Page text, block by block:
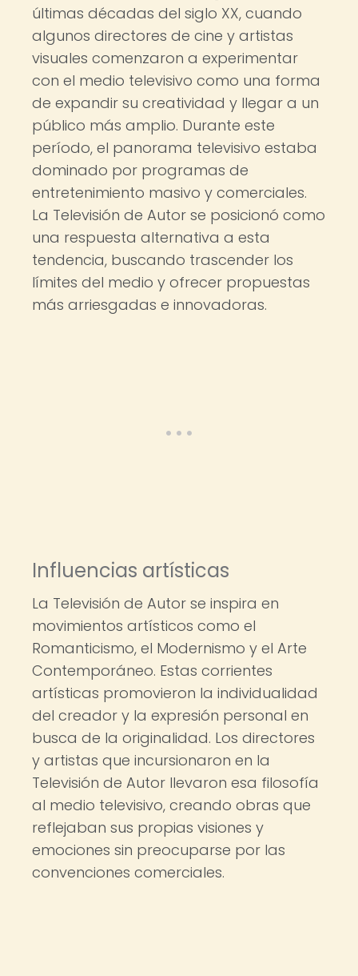
últimas décadas del siglo XX, cuando
algunos directores de cine y artistas
visuales comenzaron a experimentar
con el medio televisivo como una forma
de expandir su creatividad y llegar a un
público más amplio. Durante este
período, el panorama televisivo estaba
dominado por programas de
entretenimiento masivo y comerciales.
La Televisión de Autor se posicionó como
una respuesta alternativa a esta
tendencia, buscando trascender los
límites del medio y ofrecer propuestas
más arriesgadas e innovadoras.
Influencias artísticas
La Televisión de Autor se inspira en
movimientos artísticos como el
Romanticismo, el Modernismo y el Arte
Contemporáneo. Estas corrientes
artísticas promovieron la individualidad
del creador y la expresión personal en
busca de la originalidad. Los directores
y artistas que incursionaron en la
Televisión de Autor llevaron esa filosofía
al medio televisivo, creando obras que
reflejaban sus propias visiones y
emociones sin preocuparse por las
convenciones comerciales.